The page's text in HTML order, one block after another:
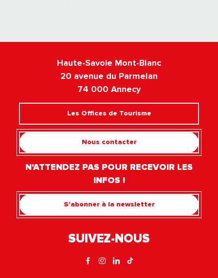
Haute-Savoie Mont-Blanc
20 avenue du Parmelan
74 000 Annecy
Les Offices de Tourisme
Nous contacter
N'ATTENDEZ PAS POUR RECEVOIR LES
INFOS !
S'abonner à la newsletter
SUIVEZ-NOUS